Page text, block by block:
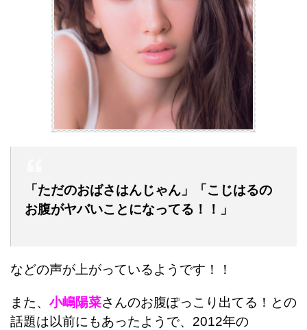
「ただのおばさはんじゃん」「こじはるの
お腹がヤバいことになってる！！」
などの声が上がっているようです！！
また、 小嶋陽菜さんのお腹ぽっこり出てる！との
話題は以前にもあったようで、2012年の